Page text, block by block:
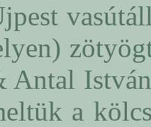
Antal
a